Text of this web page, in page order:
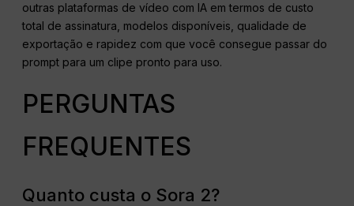
outras plataformas de vídeo com IA em termos de custo
total de assinatura, modelos disponíveis, qualidade de
exportação e rapidez com que você consegue passar do
prompt para um clipe pronto para uso.
PERGUNTAS
FREQUENTES
Quanto custa o Sora 2?